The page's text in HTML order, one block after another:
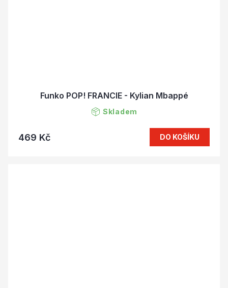
Funko POP! FRANCIE - Kylian Mbappé
Skladem
469 Kč DO KOŠÍKU